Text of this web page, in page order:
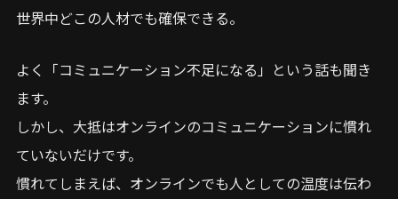
世界中どこの人材でも確保できる。
よく「コミュニケーション不足になる」という話も聞き
ます。
しかし、大抵はオンラインのコミュニケーションに慣れ
ていないだけです。
慣れてしまえば、オンラインでも人としての温度は伝わ